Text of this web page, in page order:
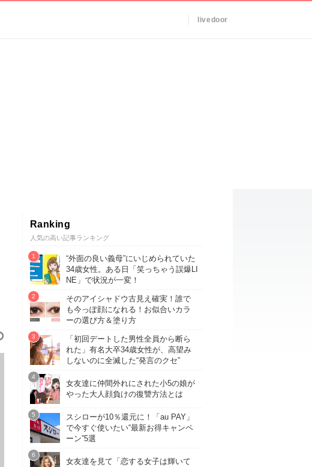
livedoor
Ranking
人気の高い記事ランキング
“外面の良い義母”にいじめられていた
34歳女性。ある日「笑っちゃう誤爆LI
NE」で状況が一変！
そのアイシャドウ古見え確実！誰で
も今っぽ顔になれる！お似合いカラ
ーの選び方＆塗り方
「初回デートした男性全員から断ら
れた」有名大卒34歳女性が、高望み
しないのに全滅した“発言のクセ”
女友達に仲間外れにされた小5の娘が
やった大人顔負けの復讐方法とは
スシローが10％還元に！「au PAY」
で今すぐ使いたい“最新お得キャンペ
ーン”5選
女友達を見て「恋する女子は輝いて